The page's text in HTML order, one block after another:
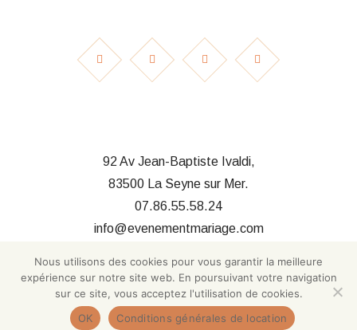
92 Av Jean-Baptiste Ivaldi,
83500 La Seyne sur Mer.
07.86.55.58.24
info@evenementmariage.com
© 2025 Evènement Mariage. Réalisé par BF Communication
Nous utilisons des cookies pour vous garantir la meilleure
expérience sur notre site web. En poursuivant votre navigation
sur ce site, vous acceptez l'utilisation de cookies.
OK
Conditions générales de location